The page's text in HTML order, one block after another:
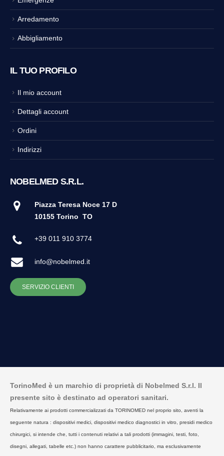
Arredamento
Abbigliamento
IL TUO PROFILO
Il mio account
Dettagli account
Ordini
Indirizzi
NOBELMED S.R.L.
Piazza Teresa Noce 17 D
10155 Torino TO
+39 011 910 3774
info@nobelmed.it
SERVIZIO CLIENTI
TorinoMed è un marchio di proprietà di Nobelmed S.r.l. Il
presente sito è destinato ad operatori sanitari.
Relativamente ai prodotti commercializzati da TORINOMED nel proprio sito, aventi la
seguente natura : dispositivi medici, dispositivi medico diagnostici in vitro, presidi medico
chirurgici, si intende che, tutti i contenuti relativi a tali prodotti (immagini, testi, foto,
disegni, allegati, tabelle etc.) non hanno carattere pubblicitario, ma esclusivamente